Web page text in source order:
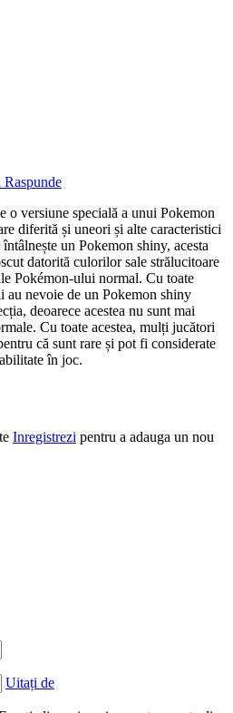
Raspunde
o versiune specială a unui Pokemon
diferită și uneori și alte caracteristici
un Pokemon shiny, acesta
datorită culorilor sale strălucitoare
Pokémon-ului normal. Cu toate
au nevoie de un Pokemon shiny
deoarece acestea nu sunt mai
Cu toate acestea, mulți jucători
că sunt rare și pot fi considerate
în joc.
Inregistrezi pentru a adauga un nou
Uitați de